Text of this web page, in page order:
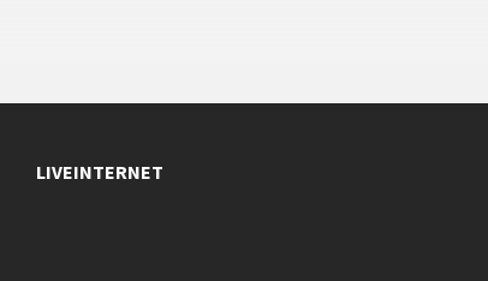
LIVEINTERNET